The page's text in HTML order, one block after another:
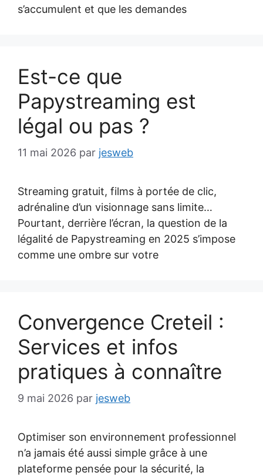
s’accumulent et que les demandes
Est-ce que
Papystreaming est
légal ou pas ?
11 mai 2026 par jesweb
Streaming gratuit, films à portée de clic,
adrénaline d’un visionnage sans limite…
Pourtant, derrière l’écran, la question de la
légalité de Papystreaming en 2025 s’impose
comme une ombre sur votre
Convergence Creteil :
Services et infos
pratiques à connaître
9 mai 2026 par jesweb
Optimiser son environnement professionnel
n’a jamais été aussi simple grâce à une
plateforme pensée pour la sécurité, la